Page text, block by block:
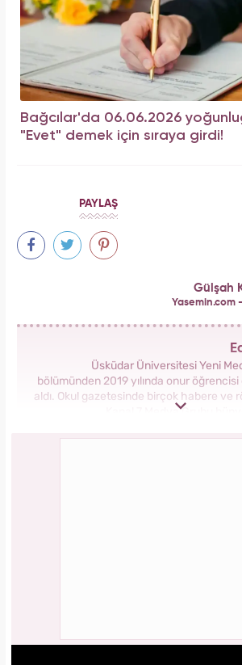
Bağcılar'da 06.06.2026
"Evet" demek için sıraya girdi!
PAYLAŞ
Gülşah
Yasemin.com
Üsküdar Üniversitesi Yeni
bölümünden 2019 yılında onur öğrencisi
aldı. Okul gazetesinde birçok habere ve
Kanal 7 Medya Grubu
stajyerlik yaptı. Yasemin.com’da